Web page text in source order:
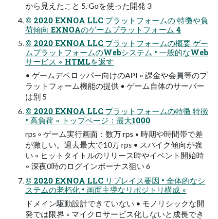
から見えたこと 5. Goを使った開発 3
© 2020 EXNOA LLC プラットフォームの 特徴や負
荷傾向 EXNOAのゲームプラットフォーム 4
© 2020 EXNOA LLC プラットフォームの概要 ゲー
ムプラットフォームのWebシステム • 一般的なWeb
サービス ◦ HTMLを返す
• ゲームデベロッパー向けのAPI ◦ 課金や会員等のプ
ラットフォーム機能の提供 • ゲーム自体のサーバー
は別 5
© 2020 EXNOA LLC プラットフォームの特徴 特徴
• 高負荷 ◦ トップページ：最大1000
rps ◦ ゲーム実行画面：数万 rps ▪ 時期や時間帯で差
が激しい。過去最大で10万 rps • スパイク傾向が強
い ◦ ヒットタイトルのリリース時やイベント開始時
◦ 深夜0時のログインボーナス狙い 6
© 2020 EXNOA LLC リプレイス要因 • 全体的なシ
ステムの老朽化 • 画面主導なリポジトリ構成 ◦
ドメイン駆動設計できていない • モノリシックな開
発では限界 ◦ マイクロサービス化しないと成長でき